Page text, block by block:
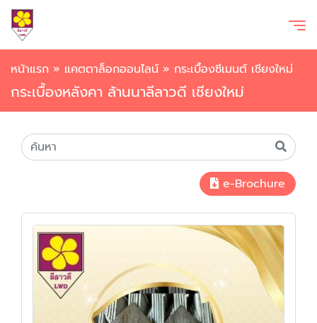
หน้าแรก » แคตตาล็อกออนไลน์ » กระเบื้องซีเมนต์ เชียงใหม่
กระเบื้องหลังคา ล้านนาลีลาวดี เชียงใหม่
e-Brochure